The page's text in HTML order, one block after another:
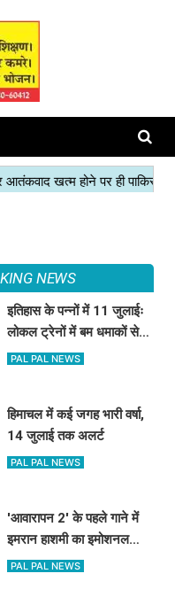
NEWS
इतिहास के पन्नों में 11 जुलाईः
लोकल ट्रेनों में बम धमाकों से
दहल गई मुंबई, 189 की मौत
PAL PAL NEWS
हिमाचल में कई जगह भारी वर्षा,
14 जुलाई तक अलर्ट
PAL PAL NEWS
'आवारापन 2' के पहले गाने में
इमरान हाशमी का इमोशनल
अवतार
PAL PAL NEWS